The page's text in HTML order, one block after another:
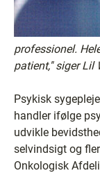
professionel.
patient,'' siger Lil
Psykisk
handler ifølge
udvikle
selvindsigt og
Onkologisk